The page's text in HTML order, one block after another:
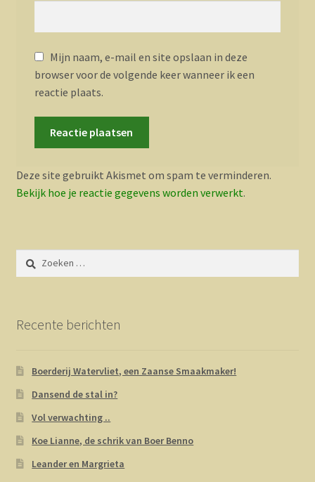
Mijn naam, e-mail en site opslaan in deze
browser voor de volgende keer wanneer ik een
reactie plaats.
Deze site gebruikt Akismet om spam te verminderen.
Bekijk hoe je reactie gegevens worden verwerkt.
Zoeken
naar:
Recente berichten
Boerderij Watervliet, een Zaanse Smaakmaker!
Dansend de stal in?
Vol verwachting ..
Koe Lianne, de schrik van Boer Benno
Leander en Margrieta